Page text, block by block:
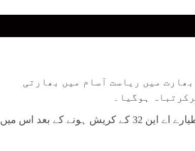
میں ریاست آسام میں بھارتی
ہوگیا۔
بھارتی میڈیا کے مطابق ٹرانسپورٹ طیارے اے این 32 کے کریش ہونے کے بعد اس میں